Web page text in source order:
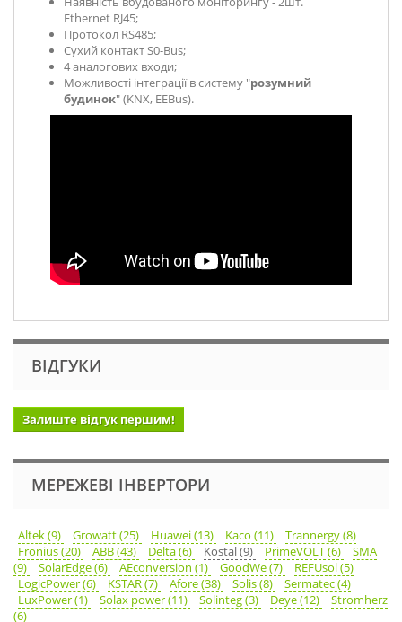
Ethernet RJ45;
Протокол RS485;
Сухий контакт S0-Bus;
4 аналогових входи;
Можливості інтеграції в систему "розумний
будинок" (KNX, EEBus).
ВІДГУКИ
Залиште відгук першим!
МЕРЕЖЕВІ ІНВЕРТОРИ
Altek (9) Growatt (25) Huawei (13) Kaco (11)
Trannergy (8)
Fronius (20)
ABB (43) Delta (6) Kostal (9) PrimeVOLT (6)
SMA
(9)
SolarEdge (6) AEconversion (1) GoodWe (7)
REFUsol (5)
LogicPower (6)
KSTAR (7) Afore (38) Solis (8)
Sermatec (4)
LuxPower (1)
Solax power (11) Solinteg (3) Deye (12)
Stromherz
(6)